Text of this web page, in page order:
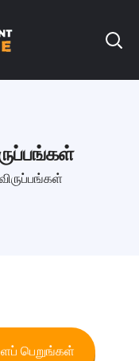
பெறுங்கள்